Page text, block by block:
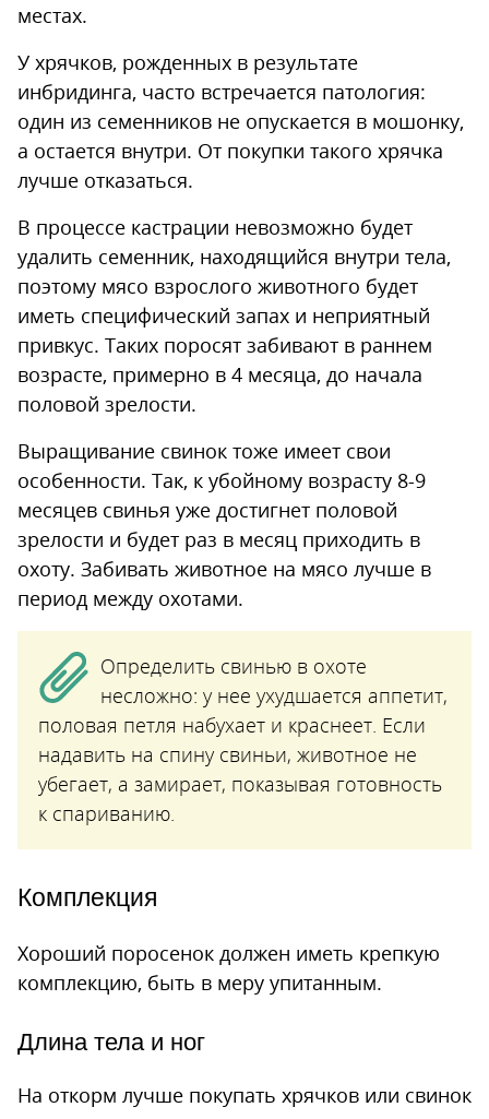
местах.
У хрячков, рожденных в результате
инбридинга, часто встречается патология:
один из семенников не опускается в мошонку,
а остается внутри. От покупки такого хрячка
лучше отказаться.
В процессе кастрации невозможно будет
удалить семенник, находящийся внутри тела,
поэтому мясо взрослого животного будет
иметь специфический запах и неприятный
привкус. Таких поросят забивают в раннем
возрасте, примерно в 4 месяца, до начала
половой зрелости.
Выращивание свинок тоже имеет свои
особенности. Так, к убойному возрасту 8-9
месяцев свинья уже достигнет половой
зрелости и будет раз в месяц приходить в
охоту. Забивать животное на мясо лучше в
период между охотами.
Определить свинью в охоте
несложно: у нее ухудшается аппетит,
половая петля набухает и краснеет. Если
надавить на спину свиньи, животное не
убегает, а замирает, показывая готовность
к спариванию.
Комплекция
Хороший поросенок должен иметь крепкую
комплекцию, быть в меру упитанным.
Длина тела и ног
На откорм лучше покупать хрячков или свинок